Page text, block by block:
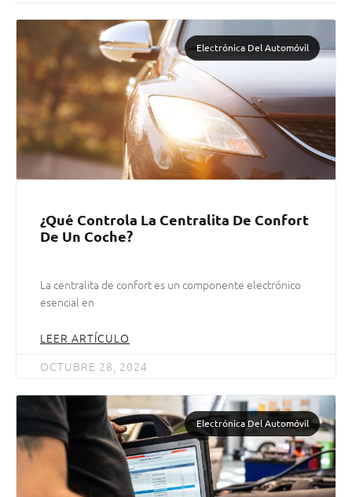
Electrónica Del Automóvil
¿Qué Controla La Centralita De Confort
De Un Coche?
La centralita de confort es un componente electrónico
esencial en
LEER ARTÍCULO
OCTUBRE 28, 2024
Electrónica Del Automóvil